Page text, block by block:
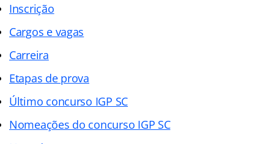
Inscrição
Cargos e vagas
Carreira
Etapas de prova
Último concurso IGP SC
Nomeações do concurso IGP SC